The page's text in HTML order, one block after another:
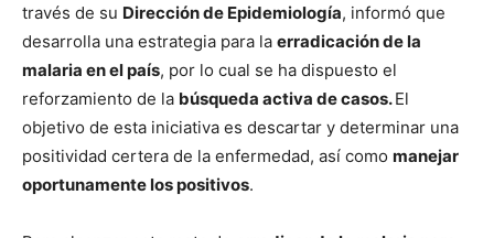
través de su Dirección de Epidemiología, informó que
desarrolla una estrategia para la erradicación de la
malaria en el país, por lo cual se ha dispuesto el
reforzamiento de la búsqueda activa de casos.El
objetivo de esta iniciativa es descartar y determinar una
positividad certera de la enfermedad, así como manejar
oportunamente los positivos.